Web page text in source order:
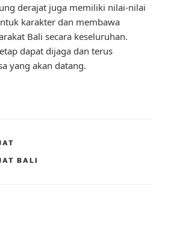
derajat juga memiliki nilai-nilai
karakter dan membawa
Bali secara keseluruhan.
dapat dijaga dan terus
yang akan datang.
BALI